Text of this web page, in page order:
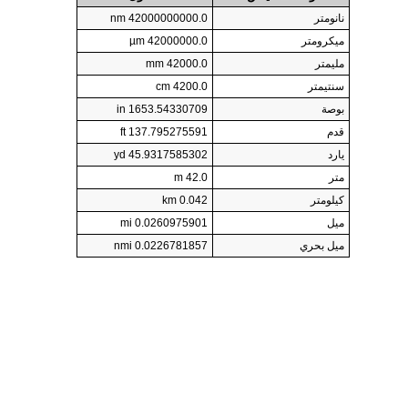
نانومتر
42000000000.0 nm
ميكرومتر
42000000.0 µm
مليمتر
42000.0 mm
سنتيمتر
4200.0 cm
بوصة
1653.54330709 in
قدم
137.795275591 ft
يارد
45.9317585302 yd
متر
42.0 m
كيلومتر
0.042 km
ميل
0.0260975901 mi
ميل بحري
0.0226781857 nmi